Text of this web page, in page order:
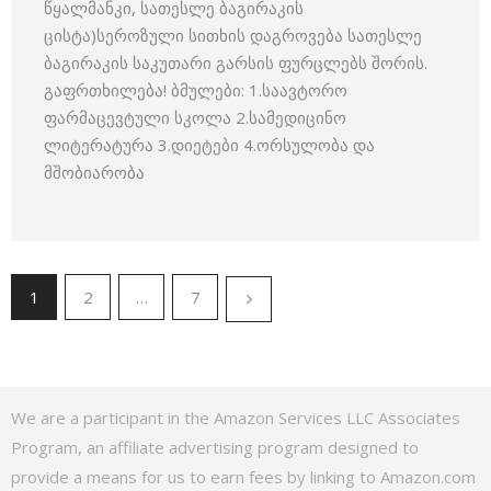
წყალმანკი, სათესლე ბაგირაკის
ცისტა)სეროზული სითხის დაგროვება სათესლე
ბაგირაკის საკუთარი გარსის ფურცლებს შორის.
გაფრთხილება! ბმულები: 1.საავტორო
ფარმაცევტული სკოლა 2.სამედიცინო
ლიტერატურა 3.დიეტები 4.ორსულობა და
მშობიარობა
1 2 … 7
We are a participant in the Amazon Services LLC Associates
Program, an affiliate advertising program designed to
provide a means for us to earn fees by linking to Amazon.com